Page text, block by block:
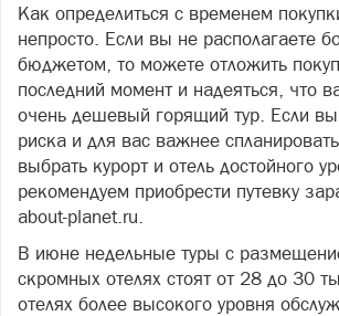
Как определиться с временем
непросто. Если вы не располагаете
бюджетом, то можете отложить
последний момент и надеяться, что
очень дешевый горящий тур. Если
риска и для вас важнее спланировать
выбрать курорт и отель достойного
рекомендуем приобрести путевку
about-planet.ru.
В июне недельные туры с
скромных отелях стоят от 28 до 30
отелях более высокого уровня